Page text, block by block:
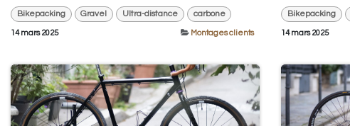
Bikepacking Gravel Ultra-distance carbone
14 mars 2025 Montages clients
Bikepacking
14 mars 2025